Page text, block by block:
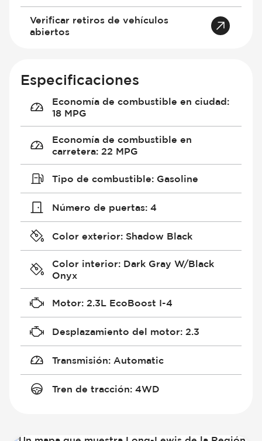
Verificar retiros de vehículos
abiertos
Especificaciones
Economía de combustible en ciudad:
18 MPG
Economía de combustible en
carretera: 22 MPG
Tipo de combustible: Gasoline
Número de puertas: 4
Color exterior: Shadow Black
Color interior: Dark Gray W/Black
Onyx
Motor: 2.3L EcoBoost I-4
Desplazamiento del motor: 2.3
Transmisión: Automatic
Tren de tracción: 4WD